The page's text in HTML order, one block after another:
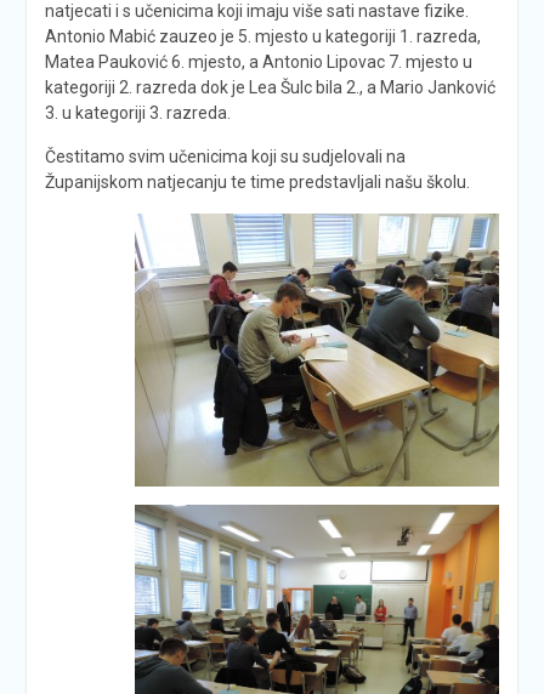
natjecati i s učenicima koji imaju više sati nastave fizike.
Antonio Mabić zauzeo je 5. mjesto u kategoriji 1. razreda,
Matea Pauković 6. mjesto, a Antonio Lipovac 7. mjesto u
kategoriji 2. razreda dok je Lea Šulc bila 2., a Mario Janković
3. u kategoriji 3. razreda.
Čestitamo svim učenicima koji su sudjelovali na
Županijskom natjecanju te time predstavljali našu školu.